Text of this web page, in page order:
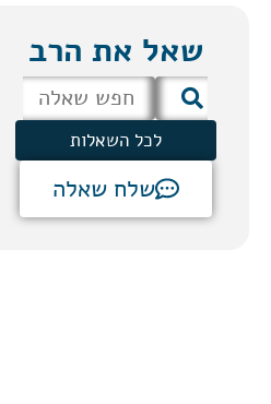
שאל את הרב
לכל השאלות
שלח שאלה